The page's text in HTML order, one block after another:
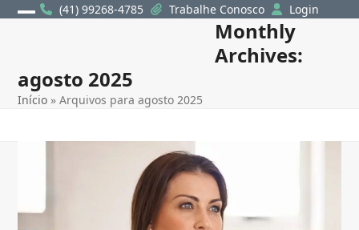
Skip
(41) 99268-4785 Trabalhe Conosco Login
menu
menu
Monthly
Archives:
agosto 2025
Início »Arquivos para agosto 2025